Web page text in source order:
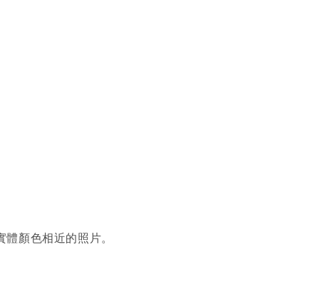
顏色相近的照片。